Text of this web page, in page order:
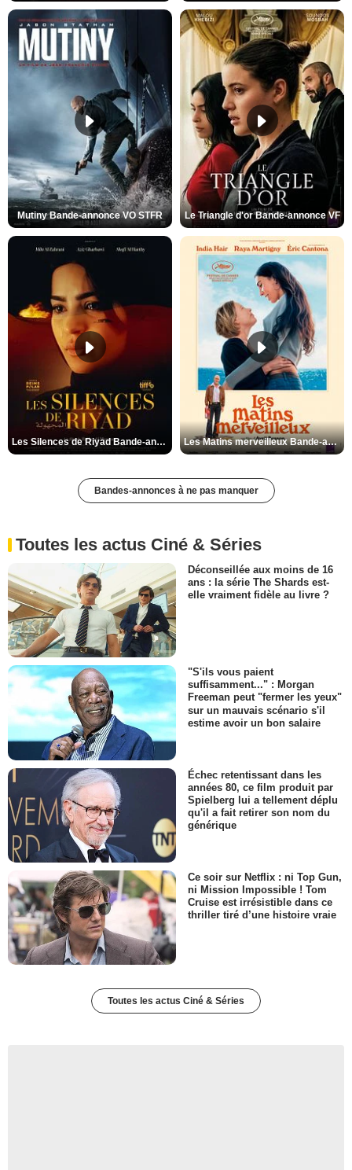
Mutiny Bande-annonce VO STFR Le Triangle d'or Bande-annonce VF
Les Silences de Riyad Bande-annonce VO STFR Les Matins merveilleux Bande-annonce VF
Bandes-annonces à ne pas manquer
Toutes les actus Ciné & Séries
Déconseillée aux moins de 16
ans : la série The Shards est-
elle vraiment fidèle au livre ?
"S'ils vous paient
suffisamment..." : Morgan
Freeman peut "fermer les yeux"
sur un mauvais scénario s'il
estime avoir un bon salaire
Échec retentissant dans les
années 80, ce film produit par
Spielberg lui a tellement déplu
qu'il a fait retirer son nom du
générique
Ce soir sur Netflix : ni Top Gun,
ni Mission Impossible ! Tom
Cruise est irrésistible dans ce
thriller tiré d’une histoire vraie
Toutes les actus Ciné & Séries